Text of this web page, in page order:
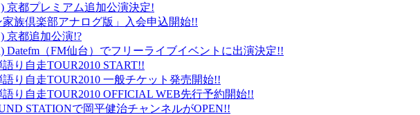
京都プレミアム追加公演決定!
家族倶楽部アナログ版」入会申込開始!!
京都追加公演!?
Datefm（FM仙台）でフリーライブイベントに出演決定!!
り自走TOUR2010 START!!
り自走TOUR2010 一般チケット発売開始!!
り自走TOUR2010 OFFICIAL WEB先行予約開始!!
STATIONで岡平健治チャンネルがOPEN!!